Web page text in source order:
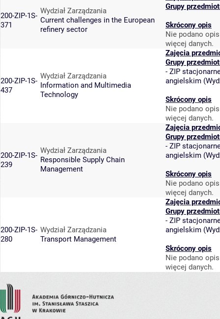
200-ZIP-1S-
371
Wydział Zarządzania
Current challenges in the European
refinery sector
Grupy
Skrócony opis
Nie podano
więcej danych.
200-ZIP-1S-
437
Wydział Zarządzania
Information and Multimedia
Technology
Zajęcia
Grupy
- ZIP
angielskim (
Skrócony opis
Nie podano
więcej danych.
200-ZIP-1S-
239
Wydział Zarządzania
Responsible Supply Chain
Management
Zajęcia
Grupy
- ZIP
angielskim (
Skrócony opis
Nie podano
więcej danych.
200-ZIP-1S-
280
Wydział Zarządzania
Transport Management
Zajęcia
Grupy
- ZIP
angielskim (
Skrócony opis
Nie podano
więcej danych.